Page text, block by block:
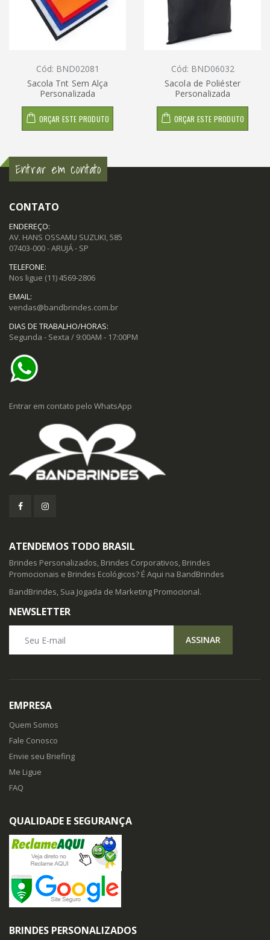
Cód: BND02081
Sacola Tnt Sem Alça
Personalizada
ORÇAR ESTE PRODUTO
Cód: BND06032
Sacola de Poliéster
Personalizada
ORÇAR ESTE PRODUTO
Entrar em contato
CONTATO
ENDEREÇO:
AV. HANS OSSAMU SUZUKI, 585
07403-000 - ARUJÁ - SP
TELEFONE:
Nos ligue (11) 4569-2806
EMAIL:
vendas@bandbrindes.com.br
DIAS DE TRABALHO/HORAS:
Segunda - Sexta / 9:00AM - 17:00PM
Entrar em contato pelo WhatsApp
ATENDEMOS TODO BRASIL
Brindes Personalizados, Brindes Corporativos, Brindes
Promocionais e Brindes Ecológicos? É Aqui na BandBrindes
BandBrindes, Sua Jogada de Marketing Promocional.
NEWSLETTER
ASSINAR
EMPRESA
Quem Somos
Fale Conosco
Envie seu Briefing
Me Ligue
FAQ
QUALIDADE E SEGURANÇA
BRINDES PERSONALIZADOS